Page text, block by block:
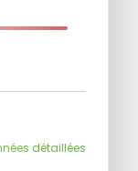
détaillées